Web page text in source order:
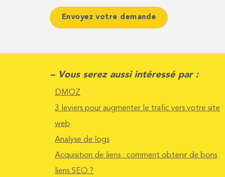
– Vous serez aussi intéressé par :
DMOZ
3 leviers pour augmenter le trafic vers votre site
web
Analyse de logs
Acquisition de liens : comment obtenir de bons
liens SEO ?